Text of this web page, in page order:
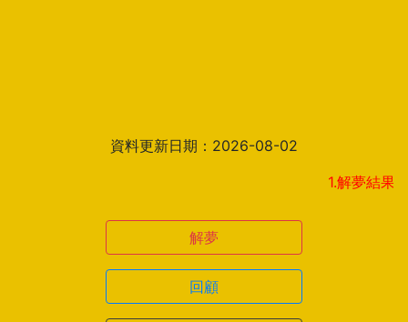
資料更新日期：2026-08-02
1.解夢結果頁新增見
解夢
回顧